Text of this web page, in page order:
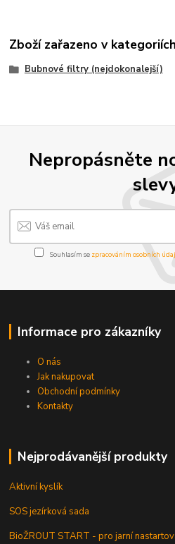
Zboží zařazeno v kategoriích
Bubnové filtry (nejdokonalejší)
Nepropásněte
Souhlasím se zpracováním osobních
Informace pro zákazníky
O nás
Jak nakupovat
Obchodní podmínky
Kontakty
Nejprodávanější produkty
Aktivní kyslík
SOS jezírková sada
BioŽROUT START - pro jarní